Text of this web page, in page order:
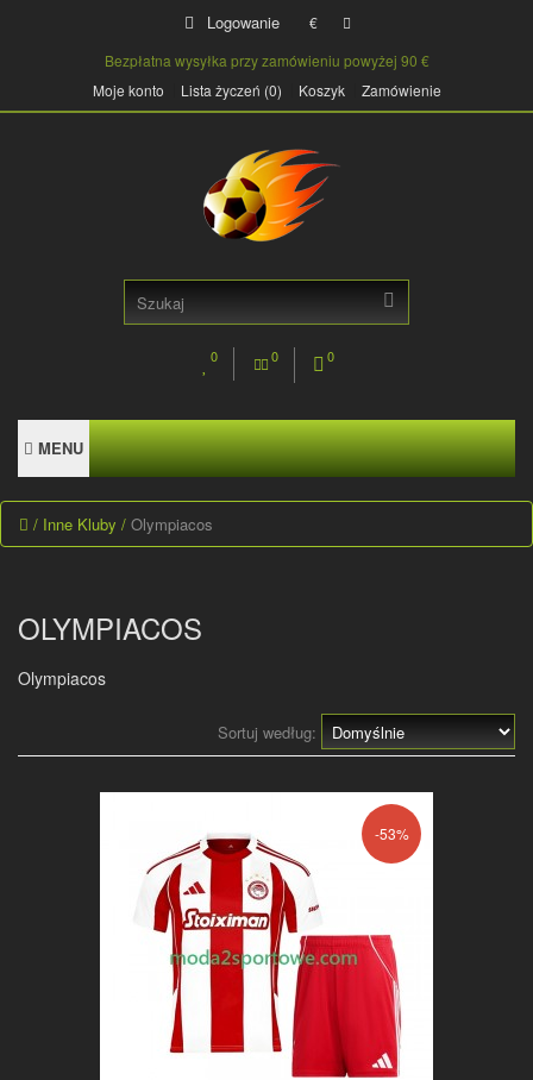
Logowanie
€
Bezpłatna wysyłka przy zamówieniu powyżej 90 €
Moje konto
Lista życzeń (0) Koszyk Zamówienie
0 0 0
MENU
Inne Kluby Olympiacos
OLYMPIACOS
Olympiacos
Sortuj według:
-53%